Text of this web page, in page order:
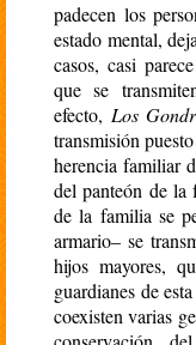
padecen los
estado mental,
casos, casi
que se
efecto, Los
transmisión
herencia familiar
del panteón de la
de la familia se
armario– se
hijos mayores,
guardianes de
coexisten varias